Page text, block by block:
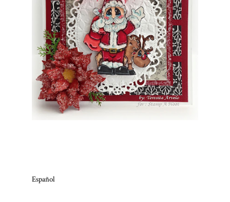
Español